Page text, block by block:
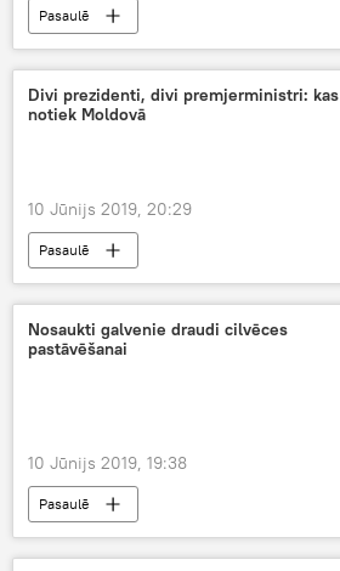
Pasaulē
Divi prezidenti, divi premjerministri: kas
notiek Moldovā
10 Jūnijs 2019, 20:29
Pasaulē
Nosaukti galvenie draudi cilvēces
pastāvēšanai
10 Jūnijs 2019, 19:38
Pasaulē